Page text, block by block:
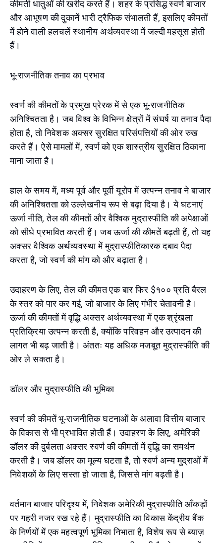
कीमती धातुओं की खरीद करते हैं। शहर के प्रसिद्ध स्वर्ण बाजार
और आभूषण की दुकानें भारी ट्रैफिक संभालती हैं, इसलिए कीमतों
में होने वाली हलचलें स्थानीय अर्थव्यवस्था में जल्दी महसूस होती
हैं।
भू-राजनीतिक तनाव का प्रभाव
स्वर्ण की कीमतों के प्रमुख प्रेरक में से एक भू-राजनीतिक
अनिश्चितता है। जब विश्व के विभिन्न क्षेत्रों में संघर्ष या तनाव पैदा
होता है, तो निवेशक अक्सर सुरक्षित परिसंपत्तियों की ओर रुख
करते हैं। ऐसे मामलों में, स्वर्ण को एक शास्त्रीय सुरक्षित ठिकाना
माना जाता है।
हाल के समय में, मध्य पूर्व और पूर्वी यूरोप में उत्पन्न तनाव ने बाजार
की अनिश्चितता को उल्लेखनीय रूप से बढ़ा दिया है। ये घटनाएं
ऊर्जा नीति, तेल की कीमतों और वैश्विक मुद्रास्फीति की अपेक्षाओं
को सीधे प्रभावित करती हैं। जब ऊर्जा की कीमतें बढ़ती हैं, तो यह
अक्सर वैश्विक अर्थव्यवस्था में मुद्रास्फीतिकारक दबाव पैदा
करता है, जो स्वर्ण की मांग को और बढ़ाता है।
उदाहरण के लिए, तेल की कीमत एक बार फिर $१०० प्रति बैरल
के स्तर को पार कर गई, जो बाजार के लिए गंभीर चेतावनी है।
ऊर्जा की कीमतों में वृद्धि अक्सर अर्थव्यवस्था में एक श्रृंखला
प्रतिक्रिया उत्पन्न करती है, क्योंकि परिवहन और उत्पादन की
लागत भी बढ़ जाती है। अंततः यह अधिक मजबूत मुद्रास्फीति की
ओर ले सकता है।
डॉलर और मुद्रास्फीति की भूमिका
स्वर्ण की कीमतें भू-राजनीतिक घटनाओं के अलावा वित्तीय बाजार
के विकास से भी प्रभावित होती हैं। उदाहरण के लिए, अमेरिकी
डॉलर की दुर्बलता अक्सर स्वर्ण की कीमतों में वृद्धि का समर्थन
करती है। जब डॉलर का मूल्य घटता है, तो स्वर्ण अन्य मुद्राओं में
निवेशकों के लिए सस्ता हो जाता है, जिससे मांग बढ़ती है।
वर्तमान बाजार परिदृश्य में, निवेशक अमेरिकी मुद्रास्फीति आँकड़ों
पर गहरी नजर रख रहे हैं। मुद्रास्फीति का विकास केंद्रीय बैंक
के निर्णयों में एक महत्वपूर्ण भूमिका निभाता है, विशेष रूप से ब्याज़